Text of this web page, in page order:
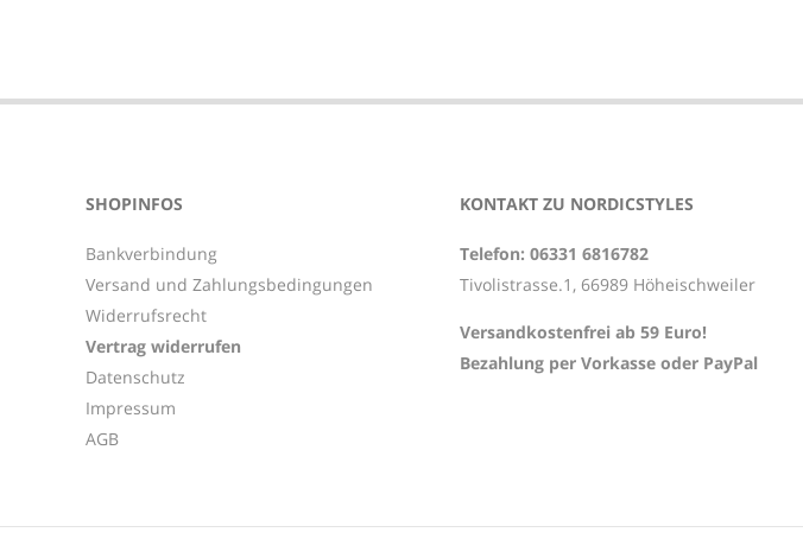
SHOPINFOS
Bankverbindung
Versand und Zahlungsbedingungen
Widerrufsrecht
Vertrag widerrufen
Datenschutz
Impressum
AGB
KONTAKT ZU NORDICSTYLES
Telefon: 06331 6816782
Tivolistrasse.1, 66989 Höheischweiler
Versandkostenfrei ab 59 Euro!
Bezahlung per Vorkasse oder PayPal